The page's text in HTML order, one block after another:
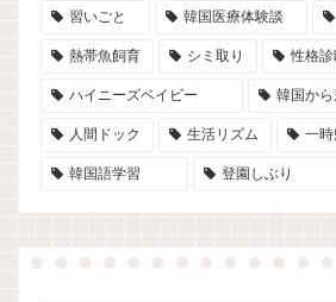
習いごと 韓国医療体験談
熱帯魚飼育 シミ取り 性格診
ハイニーズベイビー 韓国か
人間ドック 生活リズム 一時
韓国語学習 登園しぶり